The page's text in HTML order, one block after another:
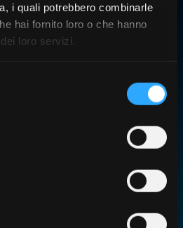
i quali potrebbero combinarle
hai fornito loro o che hanno
loro servizi.
de resonancia (RFA) se
hace más de 20
como un valor ISQ